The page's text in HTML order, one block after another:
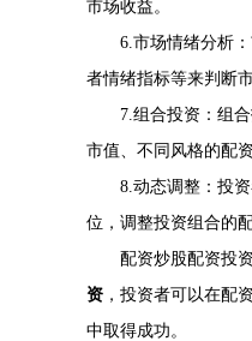
市场收益。
6.市场情绪分析
者情绪指标等来判断
7.组合投资：组
市值、不同风格的配
8.动态调整：投
位，调整投资组合的
配资炒股配资投
资 ，投资者可以在配
中取得成功。